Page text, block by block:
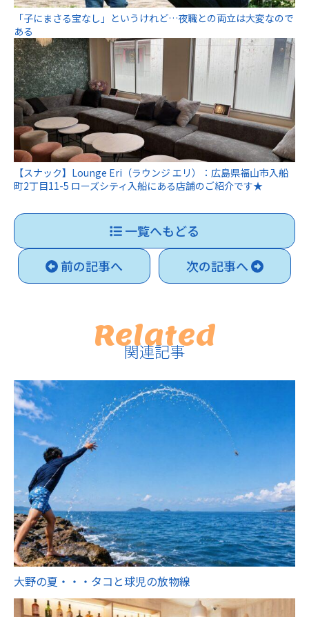
「子にまさる宝なし」というけれど…夜職との両立は大変なので
ある
【スナック】Lounge Eri（ラウンジ エリ）：広島県福山市入船
町2丁目11-5 ローズシティ入船にある店舗のご紹介です★
一覧へもどる
前の記事へ
次の記事へ
Related
関連記事
大野の夏・・・タコと球児の放物線